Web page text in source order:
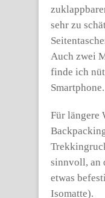
sehr zu
Auch zwei
finde ich
Smartphone.
Für längere
sinnvoll, an
etwas
Isomatte).